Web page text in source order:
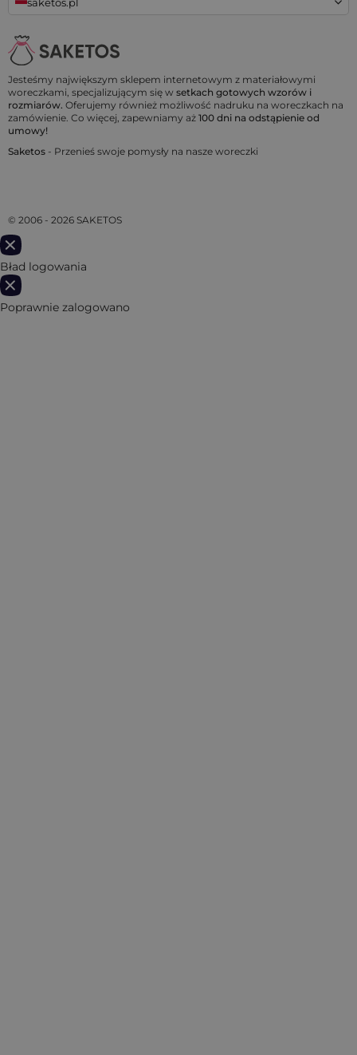
Jesteśmy największym sklepem internetowym z materiałowymi
woreczkami, specjalizującym się w setkach gotowych wzorów i
rozmiarów. Oferujemy również możliwość nadruku na woreczkach na
zamówienie. Co więcej, zapewniamy aż 100 dni na odstąpienie od
umowy!
Saketos - Przenieś swoje pomysły na nasze woreczki
© 2006 - 2026 SAKETOS
Bład logowania
Poprawnie zalogowano